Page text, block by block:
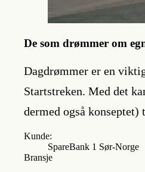
De som drømmer om
Dagdrømmer er en
Startstreken. Med det
dermed også
Kunde:
SpareBank 1 Sør-Norge
Bransje